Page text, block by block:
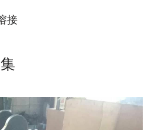
接